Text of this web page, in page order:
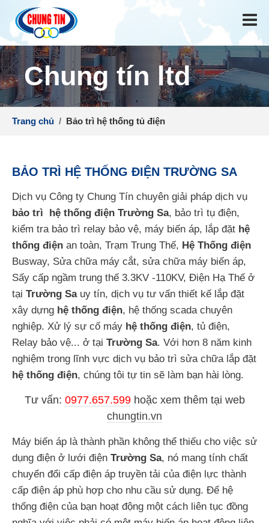
Chung tín ltd
Trang chủ / Bảo trì hệ thống tủ điện
BẢO TRÌ HỆ THỐNG ĐIỆN TRƯỜNG SA
Dịch vụ Công ty Chung Tín chuyên giải pháp dịch vụ
bảo trì hệ thống điện Trường Sa, bảo trì tụ điện,
kiểm tra bảo trì relay bảo vệ, máy biến áp, lắp đặt hệ
thống điện an toàn, Trạm Trung Thế, Hệ Thống điện
Busway, Sửa chữa máy cắt, sửa chữa máy biến áp,
Sấy cấp ngầm trung thế 3.3KV -110KV, Điện Hạ Thế ở
tại Trường Sauy tín, dịch vụ tư vấn thiết kế lắp đặt
xây dựng hệ thống điện, hệ thống scada chuyên
nghiệp. Xử lý sự cố máy hệ thống điện, tủ điện,
Relay bảo vệ... ở tại Trường Sa. Với hơn 8 năm kinh
nghiệm trong lĩnh vực dịch vụ bảo trì sửa chữa lắp đặt
hệ thống điện, chúng tôi tự tin sẽ làm bạn hài lòng.
Tư vấn: 0977.657.599hoặc xem thêm tại web
chungtin.vn
Máy biến áp là thành phần không thể thiếu cho việc sử
dụng điện ở lưới điện Trường Sa, nó mang tính chất
chuyển đổi cấp điện áp truyền tải của điện lực thành
cấp điện áp phù hợp cho nhu cầu sử dụng. Để hệ
thống điện của bạn hoạt động một cách liên tục đồng